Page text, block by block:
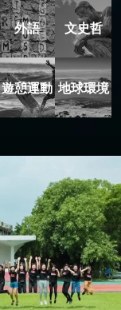
外語 文史哲
遊憩運動 地球環境